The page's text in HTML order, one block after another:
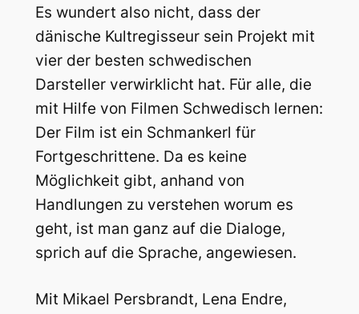
Es wundert also nicht, dass der
dänische Kultregisseur sein Projekt mit
vier der besten schwedischen
Darsteller verwirklicht hat. Für alle, die
mit Hilfe von Filmen Schwedisch lernen:
Der Film ist ein Schmankerl für
Fortgeschrittene. Da es keine
Möglichkeit gibt, anhand von
Handlungen zu verstehen worum es
geht, ist man ganz auf die Dialoge,
sprich auf die Sprache, angewiesen.
Mit Mikael Persbrandt, Lena Endre,